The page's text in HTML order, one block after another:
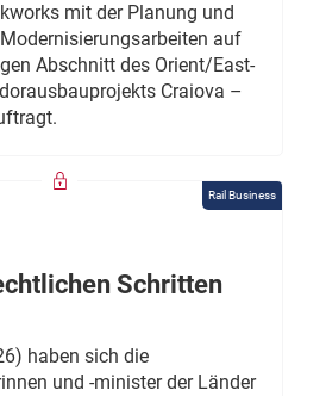
mit der Planung und
auf
Abschnitt des Orient/East-
Craiova –
Rail Business
Schritten
haben sich die
und -minister der Länder